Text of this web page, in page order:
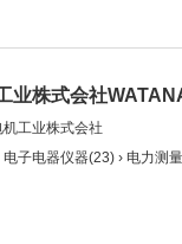
业株式会社
工业株式会社
电子电器仪器(23) › 电力测